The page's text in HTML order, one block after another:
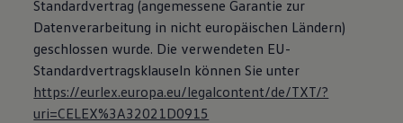
Standardvertrag (angemessene Garantie zur
Datenverarbeitung in nicht europäischen Ländern)
geschlossen wurde. Die verwendeten EU-
Standardvertragsklauseln können Sie unter
https://eurlex.europa.eu/legalcontent/de/TXT/?
uri=CELEX%3A32021D0915